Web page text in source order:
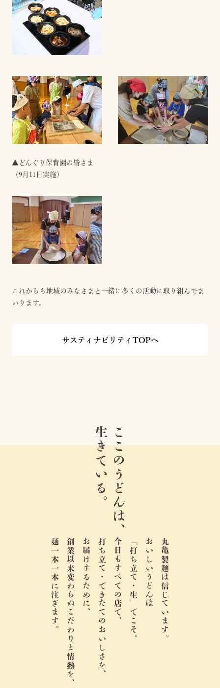
▲どんぐり保育園の皆さま
（9月11日実施）
これからも地域のみなさまと一緒に多くの活動に取り組んでま
いります。
サスティナビリティTOPへ
ここのうどんは、
生きている。
丸亀製麺は信じています。
おいしいうどんは
「打ち立て・生」でこそ。
今日もすべての店で、
打ち立て・できたてのおいしさを、
お届けするために、
創業以来変わらぬこだわりと情熱を、
麺一本一本に注ぎます。